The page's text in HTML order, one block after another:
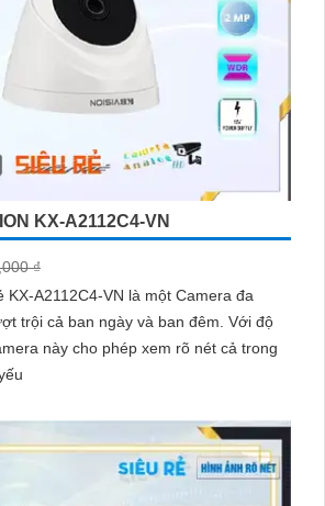
KX-A2112C4-VN
₫
KX-A2112C4-VN là một Camera đa
cả ban ngày và ban đêm. Với độ
này cho phép xem rõ nét cả trong